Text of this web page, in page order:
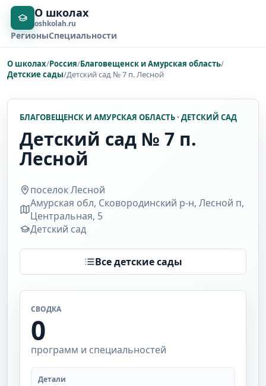
О школах
oshkolah.ru
РегионыСпециальности
О школах/Россия/Благовещенск и Амурская область/
Детские сады/Детский сад № 7 п. Лесной
БЛАГОВЕЩЕНСК И АМУРСКАЯ ОБЛАСТЬ · ДЕТСКИЙ САД
Детский сад № 7 п.
Лесной
поселок Лесной
Амурская обл, Сковородинский р-н, Лесной п,
Центральная, 5
Детский сад
Все детские сады
СВОДКА
0
программ и специальностей
Детали